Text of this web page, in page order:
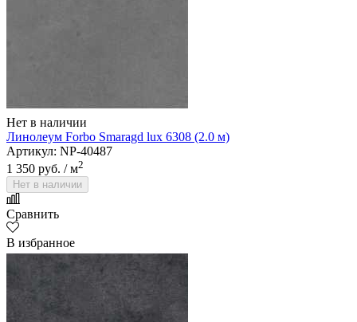
Нет в наличии
Линолеум Forbo Smaragd lux 6308 (2.0 м)
Артикул: NP-40487
1 350 руб. / м2
Нет в наличии
Сравнить
В избранное